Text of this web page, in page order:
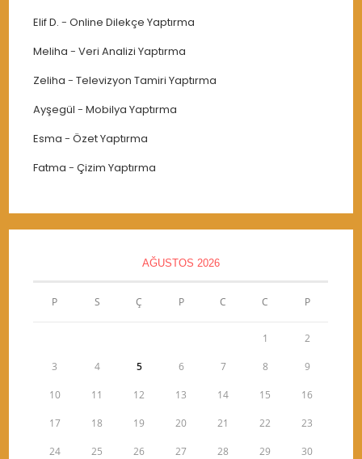
Elif D. -Online Dilekçe Yaptırma
Meliha -Veri Analizi Yaptırma
Zeliha -Televizyon Tamiri Yaptırma
Ayşegül -Mobilya Yaptırma
Esma -Özet Yaptırma
Fatma -Çizim Yaptırma
AĞUSTOS 2026
P S Ç P C C P
1 2
3 4 5 6 7 8 9
10 11 12 13 14 15 16
17 18 19 20 21 22 23
24 25 26 27 28 29 30